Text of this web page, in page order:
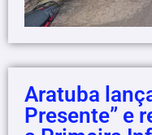
Aratuba
Presente” e